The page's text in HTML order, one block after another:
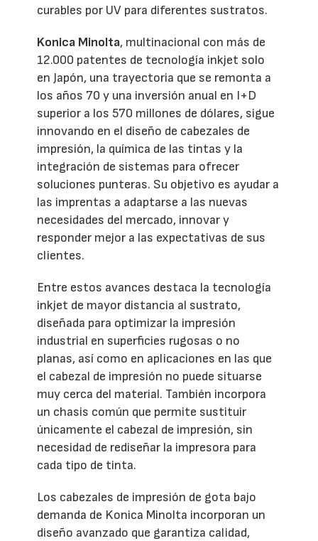
curables por UV para diferentes sustratos.
Konica Minolta, multinacional con más de
12.000 patentes de tecnología inkjet solo
en Japón, una trayectoria que se remonta a
los años 70 y una inversión anual en I+D
superior a los 570 millones de dólares, sigue
innovando en el diseño de cabezales de
impresión, la química de las tintas y la
integración de sistemas para ofrecer
soluciones punteras. Su objetivo es ayudar a
las imprentas a adaptarse a las nuevas
necesidades del mercado, innovar y
responder mejor a las expectativas de sus
clientes.
Entre estos avances destaca la tecnología
inkjet de mayor distancia al sustrato,
diseñada para optimizar la impresión
industrial en superficies rugosas o no
planas, así como en aplicaciones en las que
el cabezal de impresión no puede situarse
muy cerca del material. También incorpora
un chasis común que permite sustituir
únicamente el cabezal de impresión, sin
necesidad de rediseñar la impresora para
cada tipo de tinta.
Los cabezales de impresión de gota bajo
demanda de Konica Minolta incorporan un
diseño avanzado que garantiza calidad,